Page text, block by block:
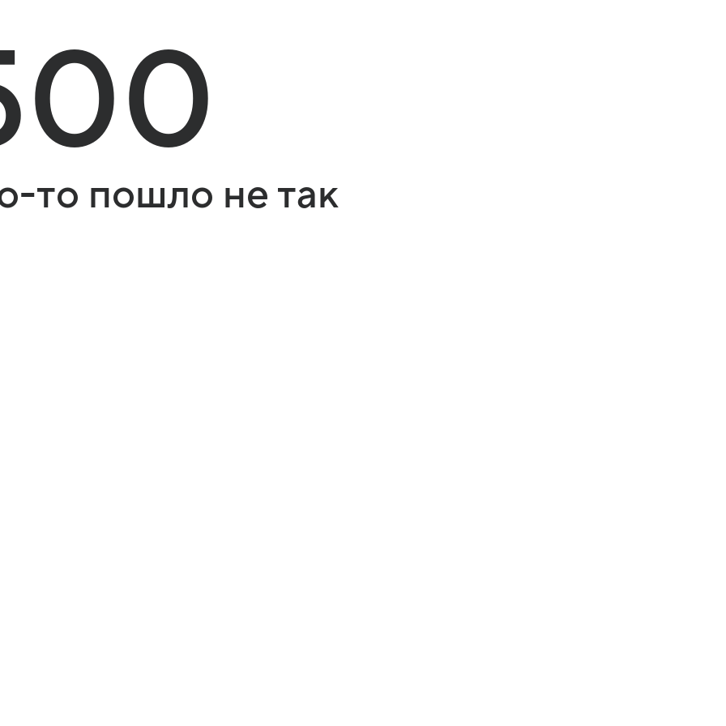
то пошло не так